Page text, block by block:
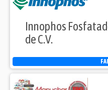
Innophos
de C.V.